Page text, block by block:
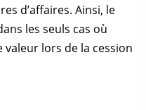
d’affaires. Ainsi, le
les seuls cas où
valeur lors de la cession